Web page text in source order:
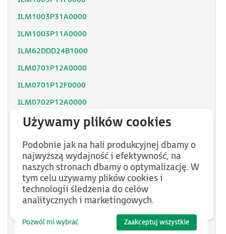
ILM1003P31A0000
ILM1003P11A0000
ILM62DDD24B1000
ILM0701P12A0000
ILM0701P12F0000
ILM0702P12A0000
ILM0702P12F0000
ILM62DCA000
ILM1002P11A0000
VW3E702100000
ILM1401M01F0000
ILM1001P11F0000
Podobnie jak na hali produkcyjnej dbamy o
najwyższą wydajność i efektywność, na
naszych stronach dbamy o optymalizację. W
tym celu używamy plików cookies i
technologii śledzenia do celów
analitycznych i marketingowych.
Pozwól mi wybrać Zaakceptuj wszystkie